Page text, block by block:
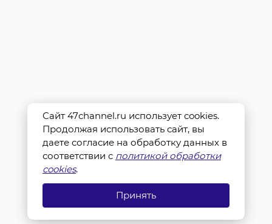
Сайт 47channel.ru использует cookies.
Продолжая использовать сайт, вы
даете согласие на обработку данных в
соответствии с политикой обработки
cookies.
Принять